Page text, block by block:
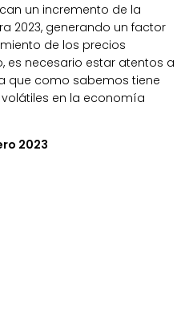
un incremento de la
2023, generando un factor
de los precios
es necesario estar atentos a
que como sabemos tiene
en la economía
2023